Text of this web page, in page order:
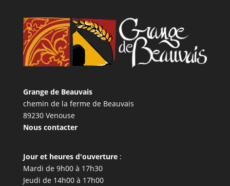
Grange de Beauvais
chemin de la ferme de Beauvais
89230 Venouse
Nous contacter
Jour et heures d'ouverture:
Mardi de 9h00 à 17h30
Jeudi de 14h00 à 17h00